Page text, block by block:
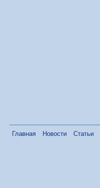
Главная Новости Статьи